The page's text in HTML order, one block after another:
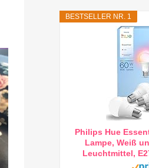
BESTSELLER NR. 1
Philips Hue
Lampe, Weiß
Leuchtmittel,